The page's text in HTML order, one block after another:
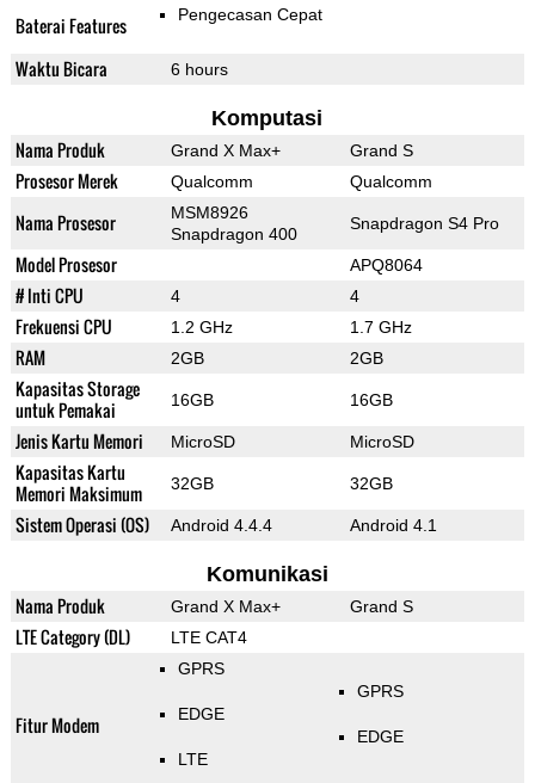
Baterai Features Pengecasan Cepat
Waktu Bicara 6 hours
Komputasi
Nama Produk Grand X Max+ Grand S
Prosesor Merek Qualcomm Qualcomm
Nama Prosesor
MSM8926
Snapdragon 400
Snapdragon S4 Pro
Model Prosesor APQ8064
# Inti CPU 4 4
Frekuensi CPU 1.2 GHz 1.7 GHz
RAM 2GB 2GB
Kapasitas Storage
untuk Pemakai
16GB 16GB
Jenis Kartu Memori MicroSD MicroSD
Kapasitas Kartu
Memori Maksimum
32GB 32GB
Sistem Operasi (OS) Android 4.4.4 Android 4.1
Komunikasi
Nama Produk Grand X Max+ Grand S
LTE Category (DL) LTE CAT4
Fitur Modem
GPRS
EDGE
LTE
GPRS
EDGE